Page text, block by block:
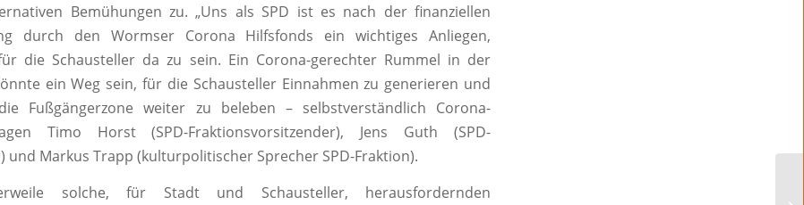
Bemühungen zu. „Uns als SPD ist es nach der finanziellen
durch den Wormser Corona Hilfsfonds ein wichtiges Anliegen,
die Schausteller da zu sein. Ein Corona-gerechter Rummel in der
ein Weg sein, für die Schausteller Einnahmen zu generieren und
Fußgängerzone weiter zu beleben – selbstverständlich Corona-
Timo Horst (SPD-Fraktionsvorsitzender), Jens Guth (SPD-
und Markus Trapp (kulturpolitischer Sprecher SPD-Fraktion).
solche, für Stadt und Schausteller, herausfordernden